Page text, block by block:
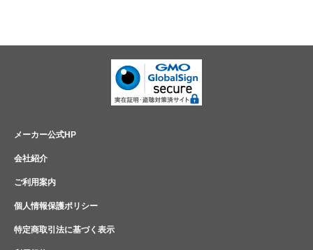
メーカー公式HP
会社紹介
ご利用案内
個人情報保護ポリシー
特定商取引法に基づく表示